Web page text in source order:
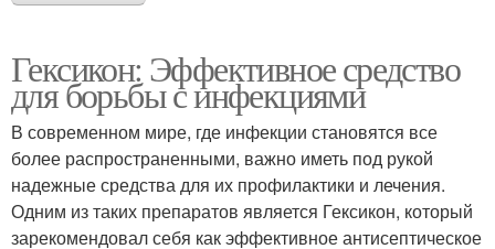
Гексикон: Эффективное средство
для борьбы с инфекциями
В современном мире, где инфекции становятся все
более распространенными, важно иметь под рукой
надежные средства для их профилактики и лечения.
Одним из таких препаратов является Гексикон, который
зарекомендовал себя как эффективное антисептическое